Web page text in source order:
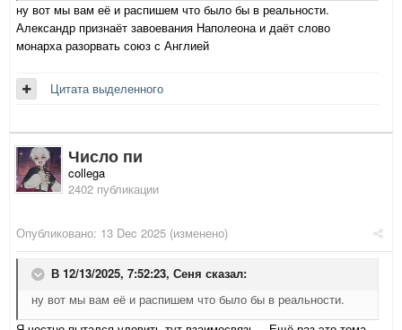
ну вот мы вам её и распишем что было бы в реальности.
Александр признаёт завоевания Наполеона и даёт слово
монарха разорвать союз с Англией
Цитата выделенного
Число пи
collega
2402 публикации
Опубликовано: 13 Dec 2025 (изменено)
В 12/13/2025, 7:52:23, Сеня сказал:
ну вот мы вам её и распишем что было бы в реальности.